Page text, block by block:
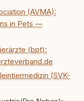
funktionieren
begleitet
bin ich
fertige Beiträge
plane
Gastbeiträge
und betreue
Blick richtet
(AVMA):
in Pets —
(bpt):
(SVK-